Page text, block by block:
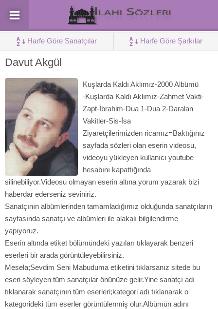
Harfe Göre Sanatçılar Harfe Göre Şarkılar
Davut Akgül
Kuşlarda Kaldı Aklımız-2000 Albümü
-Kuşlarda Kaldı Aklımız-Zahmet Vakti-
Zapt-İbrahim-Dua 1-Dua 2-Daralan
Vakitler-Sis-İsa
Ziyaretçilerimizden ricamız=Baktığınız
sayfada sözleri olan eserin videosu,
videoyu yükleyen kullanıcı youtube
hesabını kapattığında
silinebiliyor.Videosu olmayan eserin altına yorum yazarak bizi
haberdar ederseniz seviniriz.
Sanatçının albümlerinden tamamladığımız olduğunda sanatçıların
sayfasında sanatçı ve albümleri ile alakalı bilgilendirme
yapıyoruz.
Eserin altında etiket bölümündeki yazıları tıklayarak benzeri
eserleri bir arada görüntüleyebilirsiniz.
Mesela;Sevdim Seni Mabuduma etiketini tıklarsanız sitede bu
eseri söyleyen tüm sanatçılar önünüze gelir.Yine sanatçı adı
tıklanarak sanatçının tüm eserleri;kategori adı tıklanarak o
kategorideki tüm eserler görüntülenmiş olur.Albümün adını